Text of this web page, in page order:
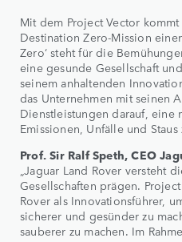
Mit dem Project Vector
Destination Zero-Mission
Zero‘ steht für die
eine gesunde Gesellschaft
seinem anhaltenden
das Unternehmen mit seinen
Dienstleistungen darauf, eine
Emissionen, Unfälle und
Prof. Sir Ralf Speth, CEO
„Jaguar Land Rover versteht
Gesellschaften prägen.
Rover als Innovationsführer,
sicherer und gesünder zu
sauberer zu machen. Im